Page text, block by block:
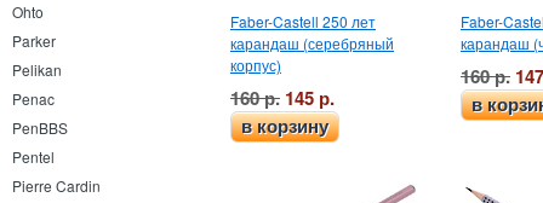
Ohto
Parker
Pelikan
Penac
PenBBS
Pentel
Pierre Cardin
Faber-Castell 250 лет
карандаш (серебряный
корпус)
160 р. 145 р.
в корзину
Faber-
карандаш
160 р.
в